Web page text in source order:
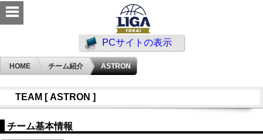
PCサイトの表示
HOME チーム紹介 ASTRON
TEAM [ ASTRON ]
チーム基本情報